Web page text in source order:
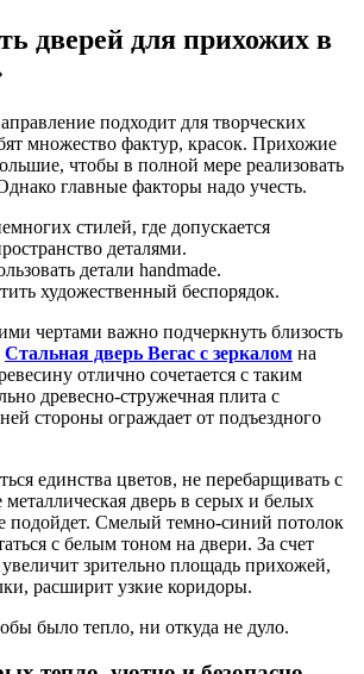
дверей для прихожих в
подходит для творческих
множество фактур, красок. Прихожие
чтобы в полной мере реализовать
главные факторы надо учесть.
стилей, где допускается
деталями.
детали handmade.
художественный беспорядок.
чертами важно подчеркнуть близость
Стальная дверь Вегас с зеркалом на
отлично сочетается с таким
древесно-стружечная плита с
стороны ограждает от подъездного
единства цветов, не перебарщивать с
дверь в серых и белых
подойдет. Смелый темно-синий потолок
с белым тоном на двери. За счет
зрительно площадь прихожей,
расширит узкие коридоры.
было тепло, ни откуда не дуло.